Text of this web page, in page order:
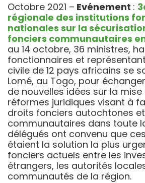
Octobre 2021 – Evénement :
régionale des institutions
nationales sur la
fonciers communautaires
au 14 octobre, 36 ministres,
fonctionnaires et
civile de 12 pays africains se
Lomé, au Togo, pour
de nouvelles idées sur la
réformes juridiques visant à
droits fonciers autochtones et
communautaires dans toute
délégués ont convenu que
étaient la solution la plus
fonciers actuels entre les
étrangers, les autorités
communautés de la région.